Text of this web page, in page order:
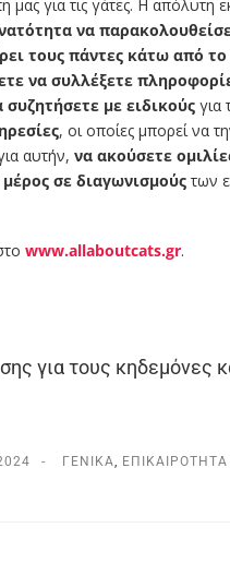
για τις γάτες. Η απόλυτη
να
τους πάντες κάτω από
να συλλέξετε
συζητήσετε με ειδικούς για
, οι οποίες μπορεί να
αυτήν, να ακούσετε
σε διαγωνισμούς των
www.allaboutcats.gr.
για τους κηδεμόνες
ΓΕΝΙΚΆ ΕΠΙΚΑΙΡΌΤΗΤΑ